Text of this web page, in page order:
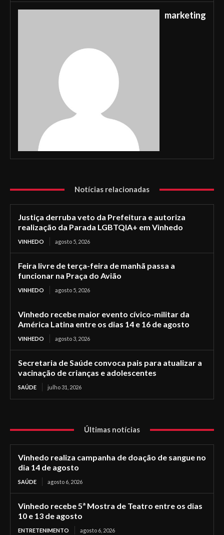
marketing
Notícias relacionadas
Justiça derruba veto da Prefeitura e autoriza
realização da Parada LGBTQIA+ em Vinhedo
VINHEDO agosto 5, 2026
Feira livre de terça-feira de manhã passa a
funcionar na Praça do Avião
VINHEDO agosto 5, 2026
Vinhedo recebe maior evento cívico-militar da
América Latina entre os dias 14 e 16 de agosto
VINHEDO agosto 3, 2026
Secretaria de Saúde convoca pais para atualizar a
vacinação de crianças e adolescentes
SAÚDE julho 31, 2026
Últimas notícias
Vinhedo realiza campanha de doação de sangue no
dia 14 de agosto
SAÚDE agosto 6, 2026
Vinhedo recebe 5ª Mostra de Teatro entre os dias
10 e 13 de agosto
ENTRETENIMENTO agosto 6, 2026